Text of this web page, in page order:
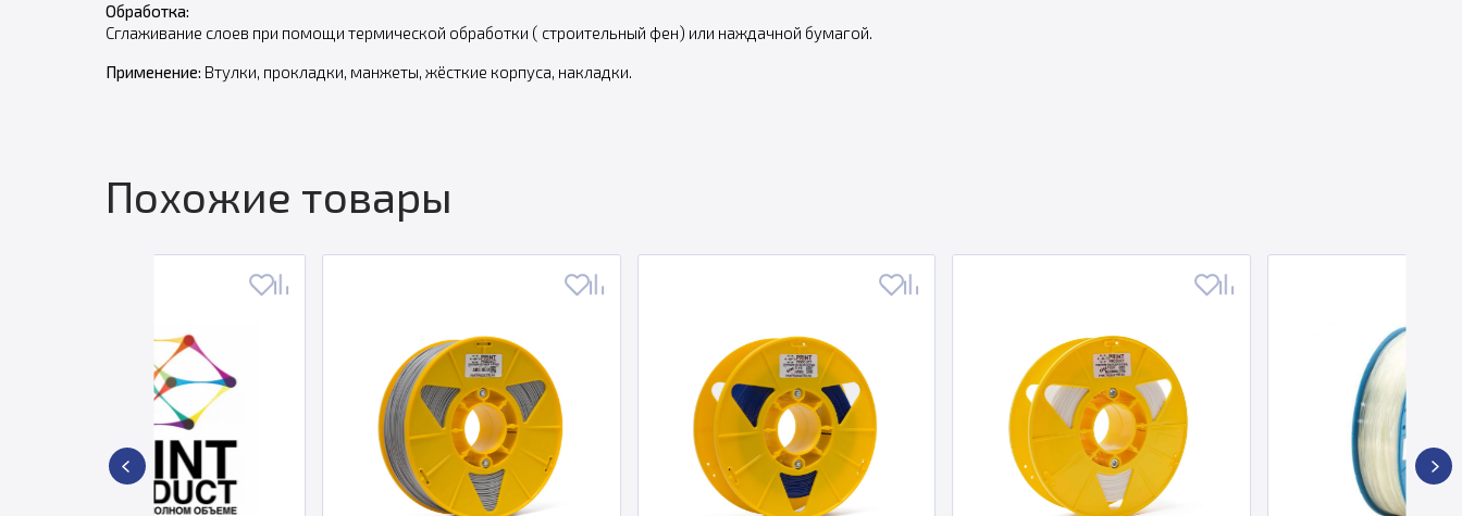
Обработка:
Сглаживание слоев при помощи термической обработки ( строительный фен) или наждачной бумагой.
Применение: Втулки, прокладки, манжеты, жёсткие корпуса, накладки.
Похожие товары